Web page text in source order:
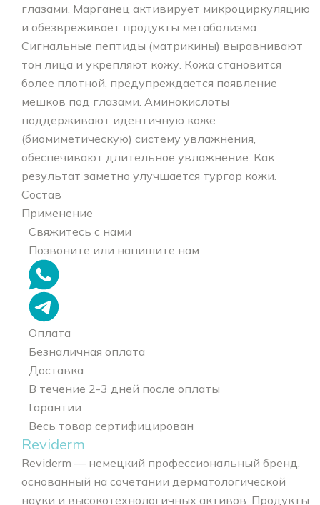
глазами. Марганец активирует микроциркуляцию
и обезвреживает продукты метаболизма.
Сигнальные пептиды (матрикины) выравнивают
тон лица и укрепляют кожу. Кожа становится
более плотной, предупреждается появление
мешков под глазами. Аминокислоты
поддерживают идентичную коже
(биомиметическую) систему увлажнения,
обеспечивают длительное увлажнение. Как
результат заметно улучшается тургор кожи.
Состав
Применение
Свяжитесь с нами
Позвоните или напишите нам
Оплата
Безналичная оплата
Доставка
В течение 2-3 дней после оплаты
Гарантии
Весь товар сертифицирован
Reviderm
Reviderm — немецкий профессиональный бренд,
основанный на сочетании дерматологической
науки и высокотехнологичных активов. Продукты